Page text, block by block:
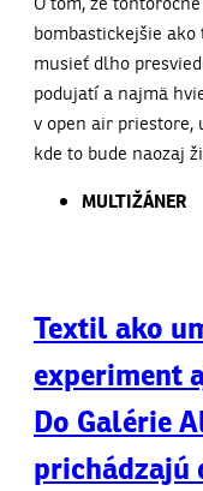
bombastickejšie
musieť dlho
podujatí a najmä
v open air
kde to bude naozaj
MULTIŽÁNER
Textil ako
experiment
Do Galérie
prichádzajú